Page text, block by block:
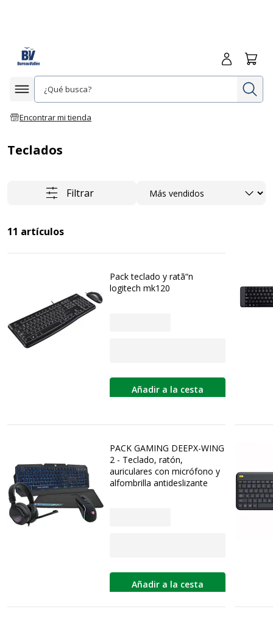
Afficher la navigation
Encontrar mi tienda
Iniciar
Teclados
Filtrar Ordenar
11 artículos
Pack teclado y ratã“n
logitech mk120
Añadir a la cesta
PACK GAMING DEEPX-WING
2 - Teclado, ratón,
auriculares con micrófono y
alfombrilla antideslizante
Añadir a la cesta